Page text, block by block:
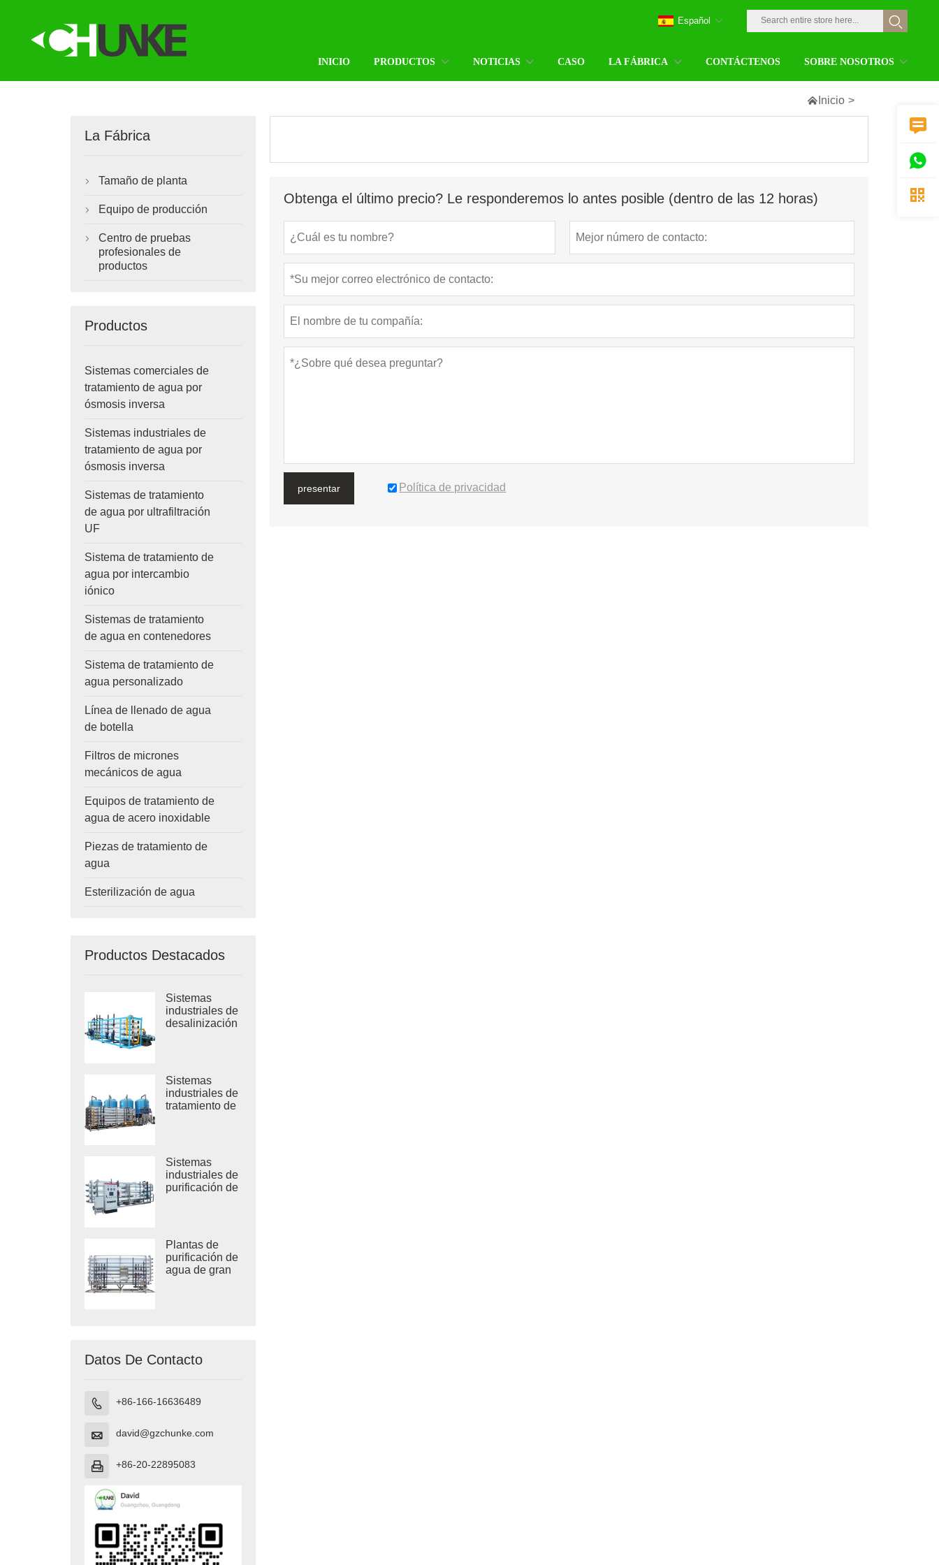
INICIO PRODUCTOS NOTICIAS CASO LA FÁBRICA CONTÁCTENOS SOBRE NOSOTROS
Español
 Inicio >
La Fábrica
 Tamaño de planta
 Equipo de producción

Centro de pruebas
profesionales de
productos
Productos
Sistemas comerciales de
tratamiento de agua por
ósmosis inversa
Sistemas industriales de
tratamiento de agua por
ósmosis inversa
Sistemas de tratamiento
de agua por ultrafiltración
UF
Sistema de tratamiento de
agua por intercambio
iónico
Sistemas de tratamiento
de agua en contenedores
Sistema de tratamiento de
agua personalizado
Línea de llenado de agua
de botella
Filtros de micrones
mecánicos de agua
Equipos de tratamiento de
agua de acero inoxidable
Piezas de tratamiento de
agua
Esterilización de agua
Productos Destacados
Sistemas
industriales de
desalinización
Sistemas
industriales de
tratamiento de
Sistemas
industriales de
purificación de
Plantas de
purificación de
agua de gran
Datos De Contacto
 +86-166-16636489
 david@gzchunke.com
 +86-20-22895083
Obtenga el último precio? Le responderemos lo antes posible (dentro de las 12 horas)
presentar Política de privacidad


